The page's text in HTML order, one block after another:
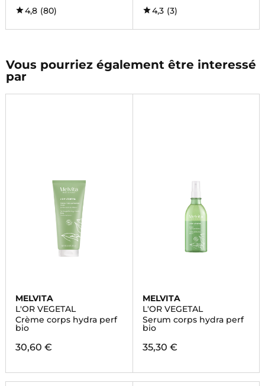
4,8 (80) 4,3 (3)
Vous pourriez également être interessé
par
MELVITA
L'OR VEGETAL
Crème corps hydra perf
bio
30,60 €
MELVITA
L'OR VEGETAL
Serum corps hydra perf
bio
35,30 €